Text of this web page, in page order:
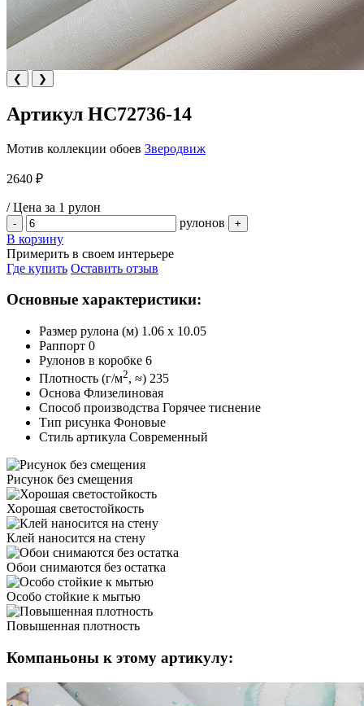
❮ ❯
Артикул HC72736-14
Мотив коллекции обоев Зверодвиж
2640 ₽
/ Цена за 1 рулон
- рулонов +
В корзину
Примерить в своем интерьере
Где купить Оставить отзыв
Основные характеристики:
Размер рулона (м) 1.06 x 10.05
Раппорт 0
Рулонов в коробке 6
Плотность (г/м2, ≈) 235
Основа Флизелиновая
Способ производства Горячее тиснение
Тип рисунка Фоновые
Стиль артикула Современный
Рисунок без смещения
Хорошая светостойкость
Клей наносится на стену
Обои снимаются без остатка
Особо стойкие к мытью
Повышенная плотность
Компаньоны к этому артикулу: